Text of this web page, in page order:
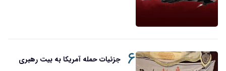
۶ جزئیات حمله آمریکا به بیت رهبری